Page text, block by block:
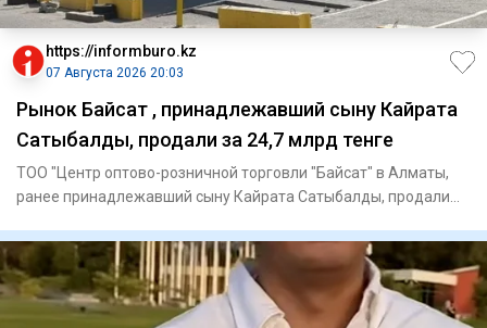
https://informburo.kz
07 Августа 2026 20:03
Рынок Байсат , принадлежавший сыну Кайрата
Сатыбалды, продали за 24,7 млрд тенге
ТОО "Центр оптово-розничной торговли "Байсат" в Алматы,
ранее принадлежавший сыну Кайрата Сатыбалды, продали